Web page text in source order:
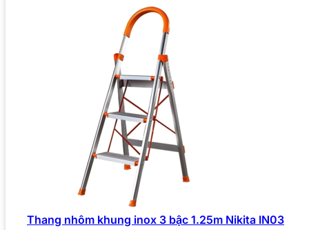
Thang nhôm khung inox 3 bậc 1.25m Nikita IN03